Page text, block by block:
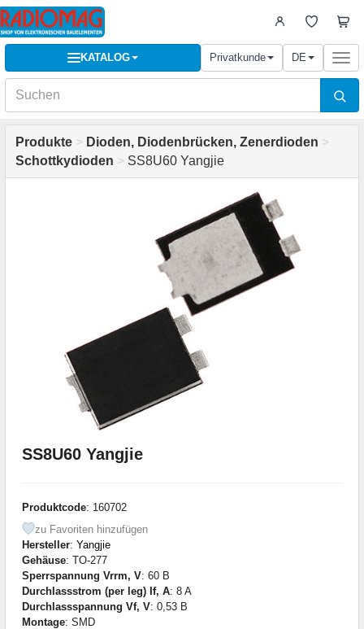
KATALOG Privatkunde DE
Produkte > Dioden, Diodenbrücken, Zenerdioden >
Schottkydioden > SS8U60 Yangjie
SS8U60 Yangjie
Produktcode: 160702
zu Favoriten hinzufügen
Hersteller: Yangjie
Gehäuse: TO-277
Sperrspannung Vrrm, V: 60 В
Durchlassstrom (per leg) If, A: 8 A
Durchlassspannung Vf, V: 0,53 В
Montage: SMD